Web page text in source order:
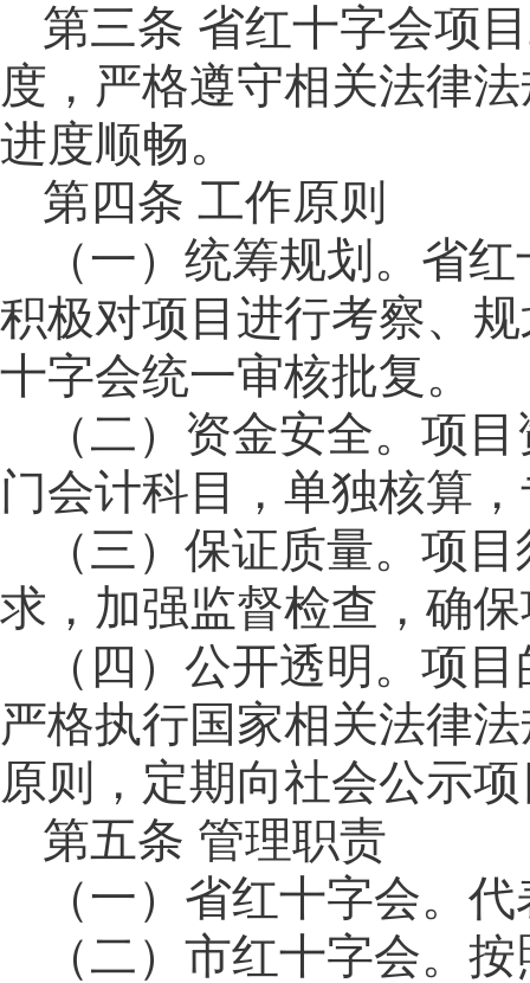
第三条 省红十字会项
度，严格遵守相关法律
进度顺畅。
第四条 工作原则
（一）统筹规划。省
积极对项目进行考察、
十字会统一审核批复。
（二）资金安全。项
门会计科目，单独核算
（三）保证质量。项
求，加强监督检查，确
（四）公开透明。项
严格执行国家相关法律
原则，定期向社会公示
第五条 管理职责
（一）省红十字会。
（二）市红十字会。